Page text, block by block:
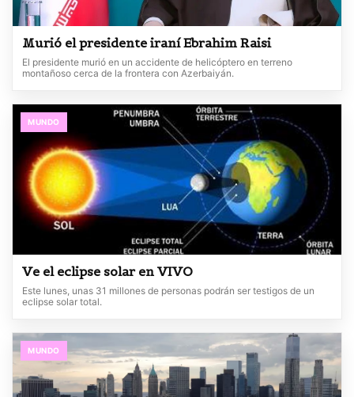
Murió el presidente iraní Ebrahim Raisi
El presidente murió en un accidente de helicóptero en terreno
montañoso cerca de la frontera con Azerbaiyán.
MUNDO
Ve el eclipse solar en VIVO
Este lunes, unas 31 millones de personas podrán ser testigos de un
eclipse solar total.
MUNDO